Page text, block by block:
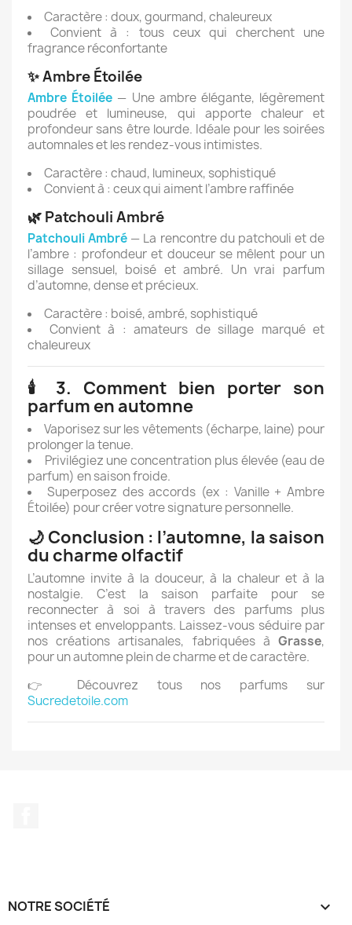
Caractère : doux, gourmand, chaleureux
Convient à : tous ceux qui cherchent une
fragrance réconfortante
✨ Ambre Étoilée
Ambre Étoilée — Une ambre élégante, légèrement
poudrée et lumineuse, qui apporte chaleur et
profondeur sans être lourde. Idéale pour les soirées
automnales et les rendez-vous intimistes.
Caractère : chaud, lumineux, sophistiqué
Convient à : ceux qui aiment l’ambre raffinée
🌿 Patchouli Ambré
Patchouli Ambré — La rencontre du patchouli et de
l’ambre : profondeur et douceur se mêlent pour un
sillage sensuel, boisé et ambré. Un vrai parfum
d’automne, dense et précieux.
Caractère : boisé, ambré, sophistiqué
Convient à : amateurs de sillage marqué et
chaleureux
🕯️ 3. Comment bien porter son
parfum en automne
Vaporisez sur les vêtements (écharpe, laine) pour
prolonger la tenue.
Privilégiez une concentration plus élevée (eau de
parfum) en saison froide.
Superposez des accords (ex : Vanille + Ambre
Étoilée) pour créer votre signature personnelle.
🌙 Conclusion : l’automne, la saison
du charme olfactif
L’automne invite à la douceur, à la chaleur et à la
nostalgie. C’est la saison parfaite pour se
reconnecter à soi à travers des parfums plus
intenses et enveloppants. Laissez-vous séduire par
nos créations artisanales, fabriquées à Grasse,
pour un automne plein de charme et de caractère.
👉 Découvrez tous nos parfums sur
Sucredetoile.com
NOTRE SOCIÉTÉ 